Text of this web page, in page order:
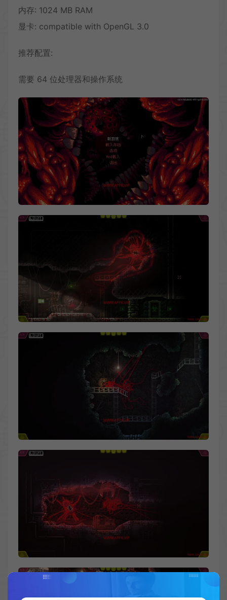
内存: 1024 MB RAM
显卡: compatible with OpenGL 3.0
推荐配置:
需要 64 位处理器和操作系统